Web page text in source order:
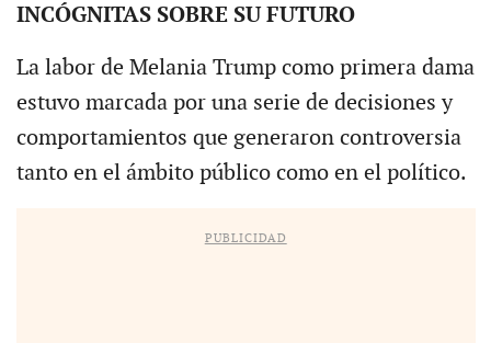
INCÓGNITAS SOBRE SU FUTURO
La labor de Melania Trump como primera dama
estuvo marcada por una serie de decisiones y
comportamientos que generaron controversia
tanto en el ámbito público como en el político.
PUBLICIDAD